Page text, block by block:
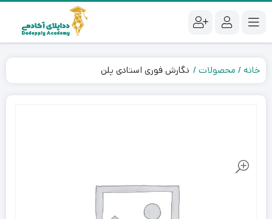
خانه محصولات نگارش فوری استادی پلن